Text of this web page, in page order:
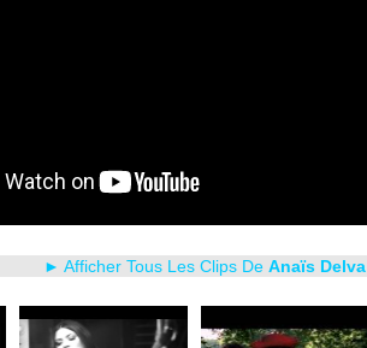
► Afficher Tous Les Clips De Anaïs Delva